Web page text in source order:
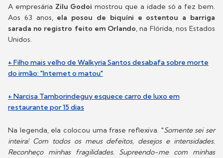
A empresária Zilu Godoi mostrou que a idade só a fez bem.
Aos 63 anos, ela posou de biquíni e ostentou a barriga
sarada no registro feito em Orlando, na Flórida, nos Estados
Unidos.
+ Filho mais velho de Walkyria Santos desabafa sobre morte
do irmão: "Internet o matou"
+ Narcisa Tamborindeguy esquece carro de luxo em
restaurante por 15 dias
Na legenda, ela colocou uma frase reflexiva. "Somente sei ser
inteira! Com todos os meus defeitos, desejos e intensidades.
Reconheço minhas fragilidades. Supreendo-me com minhas